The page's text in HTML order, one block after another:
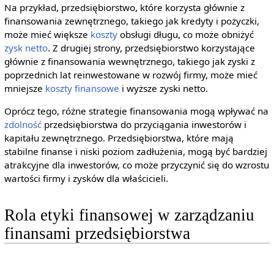
Na przykład, przedsiębiorstwo, które korzysta głównie z
finansowania zewnętrznego, takiego jak kredyty i pożyczki,
może mieć większe kosztyobsługi długu, co może obniżyć
zysk netto. Z drugiej strony, przedsiębiorstwo korzystające
głównie z finansowania wewnętrznego, takiego jak zyski z
poprzednich lat reinwestowane w rozwój firmy, może mieć
mniejsze koszty finansowe i wyższe zyski netto.
Oprócz tego, różne strategie finansowania mogą wpływać na
zdolnośćprzedsiębiorstwa do przyciągania inwestorów i
kapitału zewnętrznego. Przedsiębiorstwa, które mają
stabilne finanse i niski poziom zadłużenia, mogą być bardziej
atrakcyjne dla inwestorów, co może przyczynić się do wzrostu
wartości firmy i zysków dla właścicieli.
Rola etyki finansowej w zarządzaniu
finansami przedsiębiorstwa